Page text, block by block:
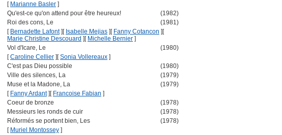
[ Marianne Basler ]
Qu'est-ce qu'on attend pour être heureux!
(1982)
Roi des cons, Le
(1981)
[ Bernadette Lafont] [ Isabelle Mejias ] [ Fanny Cotancon ] [
Marie Christine Descouard ] [ Michelle Bernier ]
Vol d'Icare, Le
(1980)
[Caroline Cellier ] [Sonia Vollereaux ]
C'est pas Dieu possible
(1980)
Ville des silences, La
(1979)
Muse et la Madone, La
(1979)
[ Fanny Ardant] [ Francoise Fabian ]
Coeur de bronze
(1978)
Messieurs les ronds de cuir
(1978)
Réformés se portent bien, Les
(1978)
[ Muriel Montossey ]